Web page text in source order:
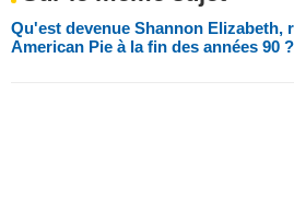
Qu'est devenue Shannon Elizabeth,
American Pie à la fin des années 90 ?